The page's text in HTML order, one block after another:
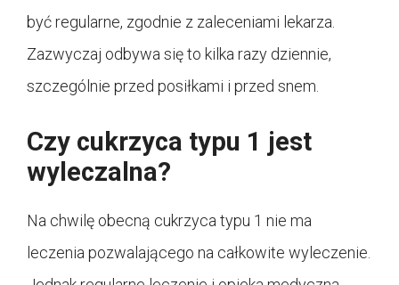
być regularne, zgodnie z zaleceniami lekarza.
Zazwyczaj odbywa się to kilka razy dziennie,
szczególnie przed posiłkami i przed snem.
Czy cukrzyca typu 1 jest
wyleczalna?
Na chwilę obecną cukrzyca typu 1 nie ma
leczenia pozwalającego na całkowite wyleczenie.